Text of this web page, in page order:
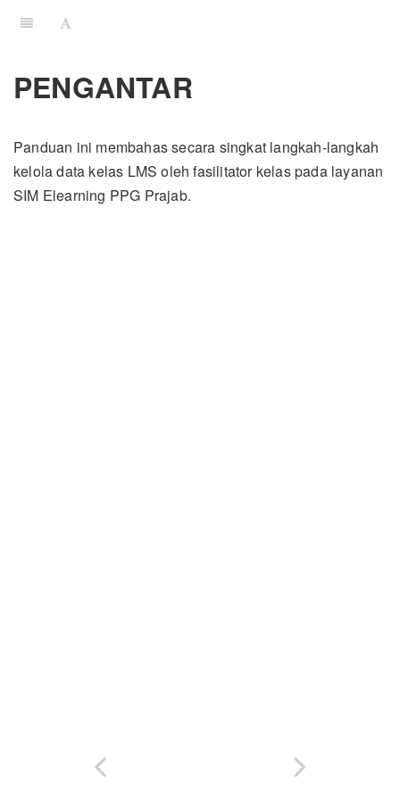
PENGANTAR
Panduan ini membahas secara singkat langkah-langkah
kelola data kelas LMS oleh fasilitator kelas pada layanan
SIM Elearning PPG Prajab.